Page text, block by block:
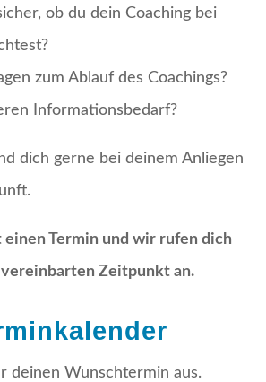
ob du dein Coaching bei
zum Ablauf des Coachings?
Informationsbedarf?
dich gerne bei deinem Anliegen
Termin und wir rufen dich
Zeitpunkt an.
deinen Wunschtermin aus.